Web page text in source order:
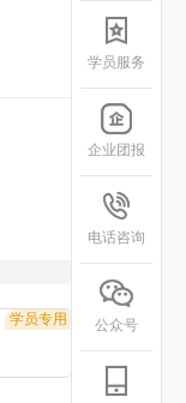
学员专用
学员服务
企业团报
电话咨询
公众号